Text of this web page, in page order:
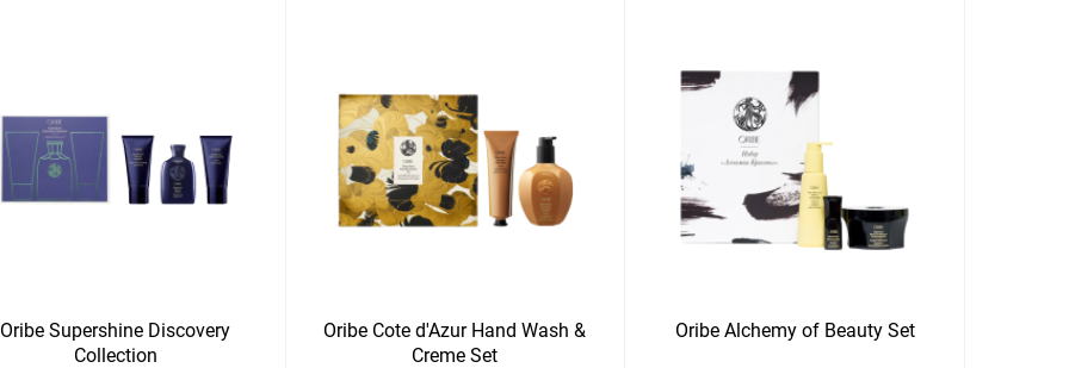
Oribe Supershine Discovery
Collection
Oribe Cote d'Azur Hand Wash &
Creme Set
Oribe Alchemy of Beauty Set